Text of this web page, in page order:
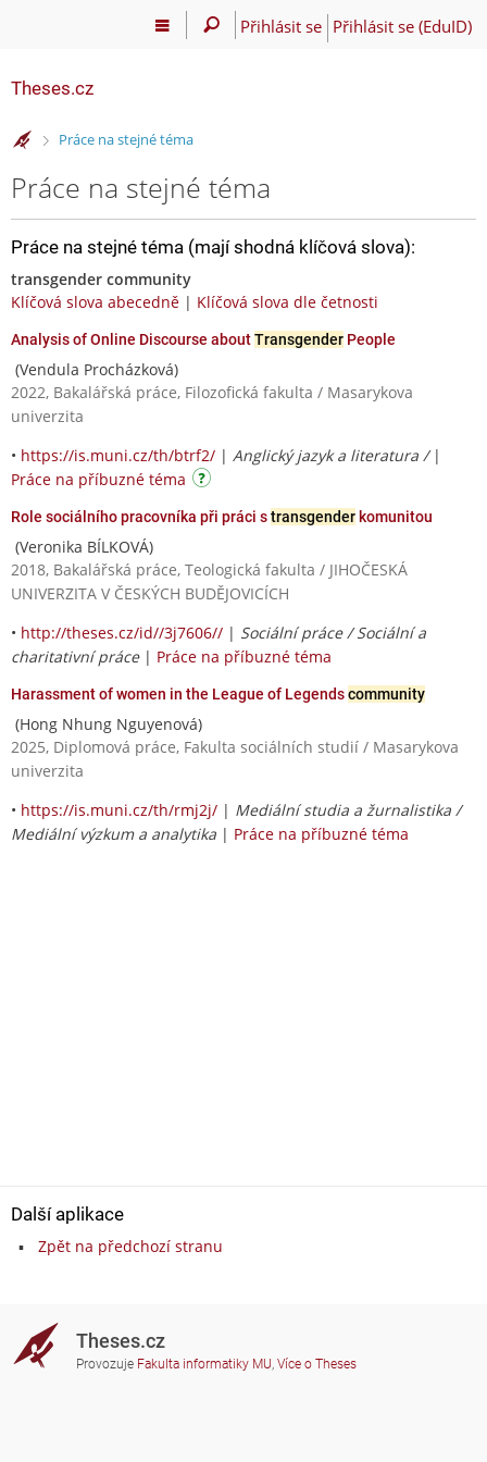
Přihlásit se Přihlásit se (EduID)
Theses.cz
>Práce na stejné téma
Práce na stejné téma
Práce na stejné téma (mají shodná klíčová slova):
transgender community
Klíčová slova abecedně | Klíčová slova dle četnosti
Analysis of Online Discourse aboutTransgender People
(Vendula Procházková)
2022, Bakalářská práce, Filozofická fakulta / Masarykova
univerzita
• https://is.muni.cz/th/btrf2/ | Anglický jazyk a literatura / |
Práce na příbuzné téma
Role sociálního pracovníka při práci stransgenderkomunitou
(Veronika BÍLKOVÁ)
2018, Bakalářská práce, Teologická fakulta / JIHOČESKÁ
UNIVERZITA V ČESKÝCH BUDĚJOVICÍCH
• http://theses.cz/id//3j7606// | Sociální práce / Sociální a
charitativní práce| Práce na příbuzné téma
Harassment of women in the League of Legendscommunity
(Hong Nhung Nguyenová)
2025, Diplomová práce, Fakulta sociálních studií / Masarykova
univerzita
• https://is.muni.cz/th/rmj2j/ | Mediální studia a žurnalistika /
Mediální výzkum a analytika | Práce na příbuzné téma
Další aplikace
Zpět na předchozí stranu
Theses.cz
Provozuje Fakulta informatiky MU, Více o Theses